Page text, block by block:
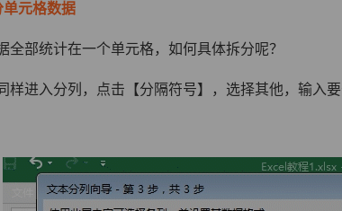
元格数据
全部统计在一个单元格，如何具体拆分呢？
样进入分列，点击【分隔符号】，选择其他，输入